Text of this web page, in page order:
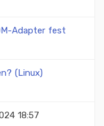
Adapter fest
(Linux)
18:57